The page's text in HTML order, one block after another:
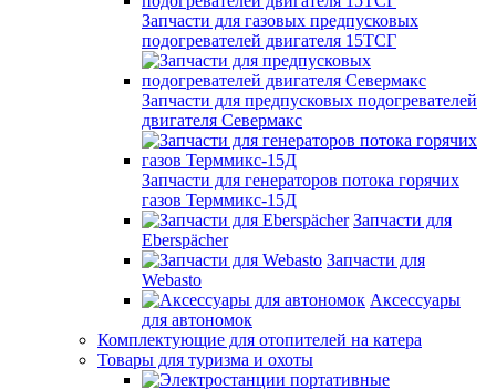
Запчасти для газовых предпусковых
подогревателей двигателя 15ТСГ
Запчасти для предпусковых подогревателей
двигателя Севермакс
Запчасти для генераторов потока горячих
газов Терммикс-15Д
Запчасти для
Eberspächer
Запчасти для
Webasto
Аксессуары
для автономок
Комплектующие для отопителей на катера
Товары для туризма и охоты